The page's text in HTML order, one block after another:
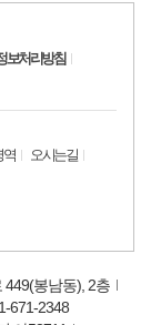
보처리방침
역
오시는길
449(봉남동), 2층
671-2348